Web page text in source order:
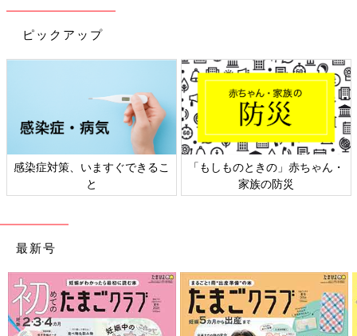
ピックアップ
日本外来小児科学会リーフレッ
ト検討会
六星占術 細木かおりさんの人生
相談
最新号